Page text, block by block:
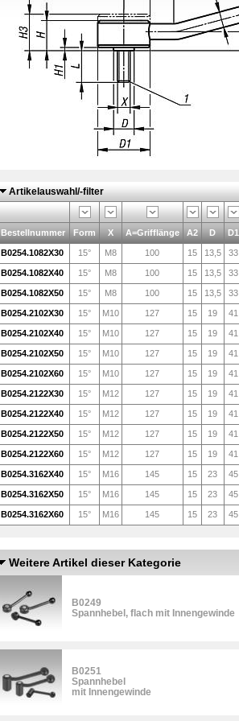
Artikelauswahl/-filter
Bestellnummer Form X A=Grifflänge A2 D D1
B0254.1082X30 15° M8 100 15 13,5 33
B0254.1082X40
15° M8 100 15 13,5 33
B0254.1082X50
15° M8 100 15 13,5 33
B0254.2102X30
15° M10 127 15 19 41
B0254.2102X40
15° M10 127 15 19 41
B0254.2102X50
15° M10 127 15 19 41
B0254.2102X60
15° M10 127 15 19 41
B0254.2122X30
15° M12 127 15 19 41
B0254.2122X40
15° M12 127 15 19 41
B0254.2122X50
15° M12 127 15 19 41
B0254.2122X60
15° M12 127 15 19 41
B0254.3162X40
15° M16 145 15 23 45
B0254.3162X50
15° M16 145 15 23 45
B0254.3162X60
15° M16 145 15 23 45
Weitere Artikel dieser Kategorie
B0249
Spannhebel, flach mit Innengewinde
B0251
Spannhebel
mit Innengewinde